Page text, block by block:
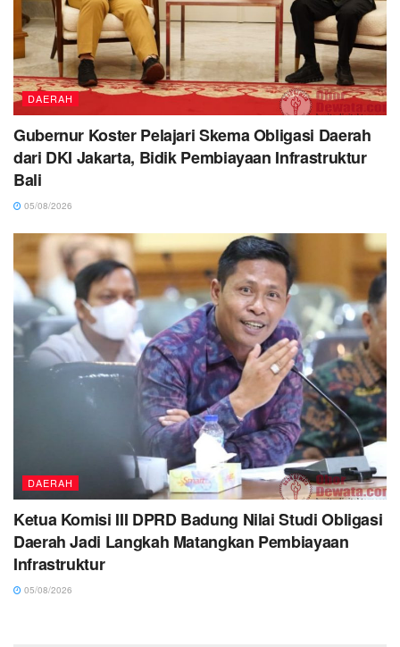
DAERAH
Gubernur Koster Pelajari Skema Obligasi Daerah
dari DKI Jakarta, Bidik Pembiayaan Infrastruktur
Bali
05/08/2026
DAERAH
Ketua Komisi III DPRD Badung Nilai Studi Obligasi
Daerah Jadi Langkah Matangkan Pembiayaan
Infrastruktur
05/08/2026